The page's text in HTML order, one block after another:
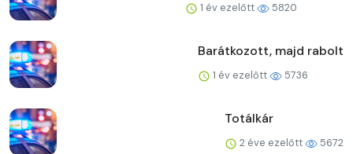
1 év ezelőtt 5820
Barátkozott, majd rabolt
1 év ezelőtt 5736
Totálkár
2 éve ezelőtt 5672